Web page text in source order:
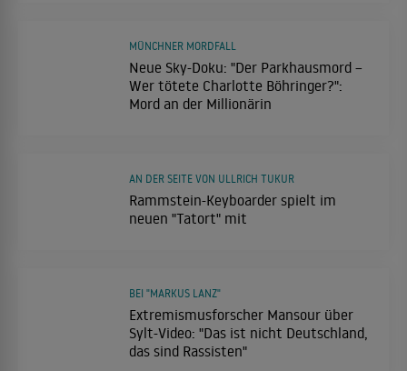
Neue Sky-Doku: "Der Parkhausmord –
Wer tötete Charlotte Böhringer?":
Mord an der Millionärin
MÜNCHNER MORDFALL
Rammstein-Keyboarder spielt im
neuen "Tatort" mit
AN DER SEITE VON ULLRICH TUKUR
Extremismusforscher Mansour über
Sylt-Video: "Das ist nicht Deutschland,
das sind Rassisten"
BEI "MARKUS LANZ"